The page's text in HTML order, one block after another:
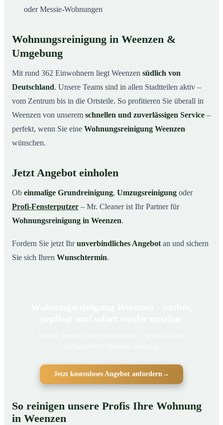
oder Messie-Wohnungen
Wohnungsreinigung in Weenzen &
Umgebung
Mit rund 362 Einwohnern liegt Weenzen südlich von
Deutschland. Unsere Teams sind in allen Stadtteilen aktiv –
vom Zentrum bis in die Ortsteile. So profitieren Sie überall in
Weenzen von unserem schnellen und zuverlässigen Service –
perfekt, wenn Sie eine Wohnungsreinigung Weenzen
wünschen.
Jetzt Angebot einholen
Ob einmalige Grundreinigung, Umzugsreinigung oder
Profi-Fensterputzer – Mr. Cleaner ist Ihr Partner für
Wohnungsreinigung in Weenzen.
Fordern Sie jetzt Ihrunverbindliches Angebot an und sichern
Sie sich Ihren Wunschtermin.
Jetzt kostenloses Angebot anfordern →
So reinigen unsere Profis Ihre Wohnung
in Weenzen